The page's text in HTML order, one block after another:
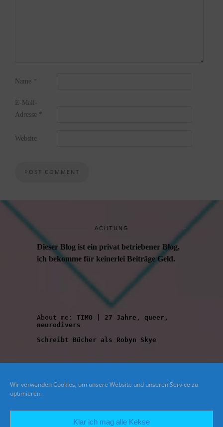
Wir verwenden Cookies, um unsere Website und unseren Service zu
optimieren.
Klar ich mag alle Kekse
Name *
E-Mail-
Adresse *
Website
ACHTUNG
Dieser Blog ist ein privat betriebener Blog,
ich bekomme für keinerlei Beiträge Geld.
About me: TIMO | 27 Jahre, queer,
neurodivers
Schreibt Bücher als Robyn Skye